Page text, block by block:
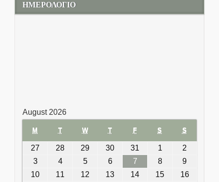
ΗΜΕΡΟΛΟΓΙΟ
August 2026
M MONDAY
TTUESDAY
WWEDNESDAY
TTHURSDAY
FFRIDAYS SATURDAY
S
27 July 27, 2026
28 July 28, 2026
29 July 29, 2026
30 July 30, 2026
31 July 31, 2026
1
August 1,
2026
2
3August 3, 2026
4August 4, 2026
5August 5, 2026
6August 6, 2026
7 August 7, 2026
8
August 8,
2026
9
10 August 10, 2026
11 August 11, 2026
12 August 12, 2026
13 August 13, 2026
14 August 14, 2026
15
August
16August